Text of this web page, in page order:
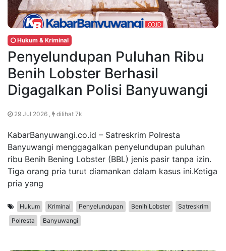
Hukum & Kriminal
Penyelundupan Puluhan Ribu
Benih Lobster Berhasil
Digagalkan Polisi Banyuwangi
29 Jul 2026 , dilihat 7k
KabarBanyuwangi.co.id – Satreskrim Polresta
Banyuwangi menggagalkan penyelundupan puluhan
ribu Benih Bening Lobster (BBL) jenis pasir tanpa izin.
Tiga orang pria turut diamankan dalam kasus ini.Ketiga
pria yang
Hukum Kriminal Penyelundupan Benih Lobster
Satreskrim
Polresta
Banyuwangi